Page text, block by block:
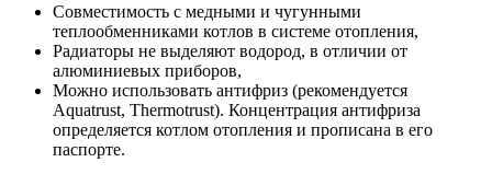
Совместимость с медными и чугунными
теплообменниками котлов в системе отопления,
Радиаторы не выделяют водород, в отличии от
алюминиевых приборов,
Можно использовать антифриз (рекомендуется
Aquatrust, Thermotrust). Концентрация антифриза
определяется котлом отопления и прописана в его
паспорте.